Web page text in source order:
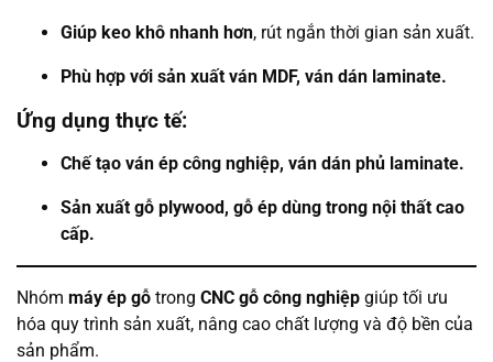
Giúp keo khô nhanh hơn, rút ngắn thời gian sản xuất.
Phù hợp với sản xuất ván MDF, ván dán laminate.
Ứng dụng thực tế:
Chế tạo ván ép công nghiệp, ván dán phủ laminate.
Sản xuất gỗ plywood, gỗ ép dùng trong nội thất cao
cấp.
Nhóm máy ép gỗ trong CNC gỗ công nghiệp giúp tối ưu
hóa quy trình sản xuất, nâng cao chất lượng và độ bền của
sản phẩm.